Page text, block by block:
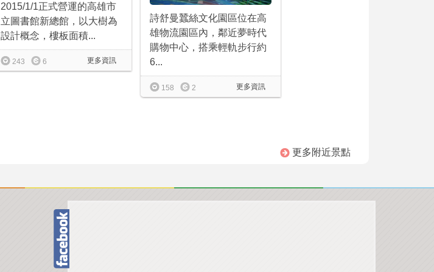
2015/1/1正式營運的高雄市
立圖書館新總館，以大樹為
設計概念，樓板面積...
更多資訊
243 6
詩舒曼蠶絲文化園區位在高
雄物流園區內，鄰近夢時代
購物中心，搭乘輕軌步行約
6...
更多資訊
158 2
更多附近景點